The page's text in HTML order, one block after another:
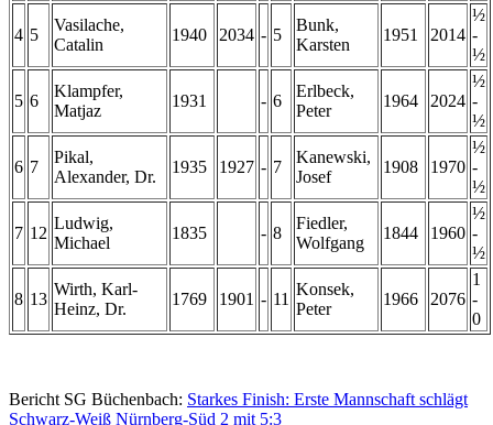
4 5
Vasilache,
Catalin
1940 2034 - 5
Bunk,
Karsten
1951 2014
½
-
½
5 6
Klampfer,
Matjaz
1931 - 6
Erlbeck,
Peter
1964 2024
½
-
½
6 7
Pikal,
Alexander, Dr.
1935 1927 - 7
Kanewski,
Josef
1908 1970
½
-
½
7 12
Ludwig,
Michael
1835 - 8
Fiedler,
Wolfgang
1844 1960
½
-
½
8 13
Wirth, Karl-
Heinz, Dr.
1769 1901 - 11
Konsek,
Peter
1966 2076
1
-
0
Bericht SG Büchenbach: Starkes Finish: Erste Mannschaft schlägt
Schwarz-Weiß Nürnberg-Süd 2 mit 5:3